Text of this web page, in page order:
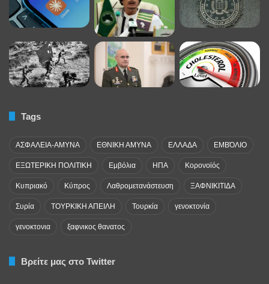
Tags
ΑΣΦΑΛΕΙΑ-ΑΜΥΝΑ ΕΘΝΙΚΗ ΑΜΥΝΑ ΕΛΛΑΔΑ ΕΜΒΌΛΙΟ
ΕΞΩΤΕΡΙΚΗ ΠΟΛΙΤΙΚΗ Εμβόλια ΗΠΑ Κορονοϊός
Κυπριακό Κύπρος Λαθρομετανάστευση ΞΑΦΝΙΚΙΤΙΔΑ
Συρία ΤΟΥΡΚΙΚΗ ΑΠΕΙΛΗ Τουρκία γενοκτονία
γενοκτονια ξαφνικος θανατος
Βρείτε μας στο Twitter